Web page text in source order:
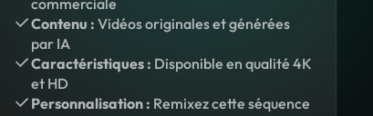
commerciale
Contenu : Vidéos originales et générées
par IA
Caractéristiques : Disponible en qualité 4K
et HD
Personnalisation : Remixez cette séquence